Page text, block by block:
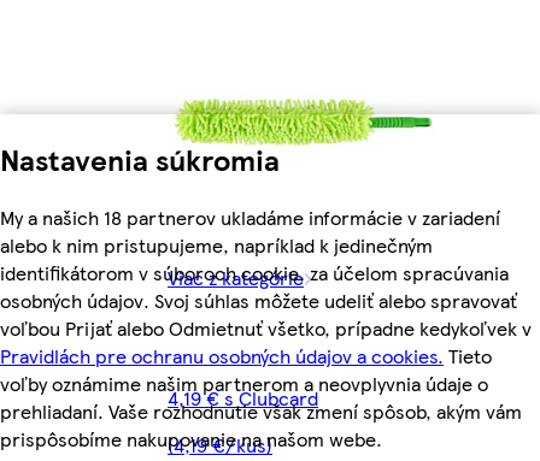
Nastavenia súkromia
My a našich 18 partnerov ukladáme informácie v zariadení
alebo k nim pristupujeme, napríklad k jedinečným
identifikátorom v súboroch cookie, za účelom spracúvania
osobných údajov. Svoj súhlas môžete udeliť alebo spravovať
voľbou Prijať alebo Odmietnuť všetko, prípadne kedykoľvek v
Pravidlách pre ochranu osobných údajov a cookies. Tieto
voľby oznámime našim partnerom a neovplyvnia údaje o
prehliadaní. Vaše rozhodnutie však zmení spôsob, akým vám
prispôsobíme nakupovanie na našom webe.
Viac z kategórie
4,19 € s Clubcard
(4,19 €/kus)